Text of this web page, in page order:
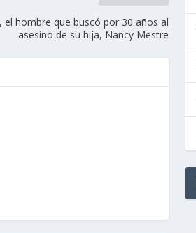
hombre que buscó por 30 años al
asesino de su hija, Nancy Mestre